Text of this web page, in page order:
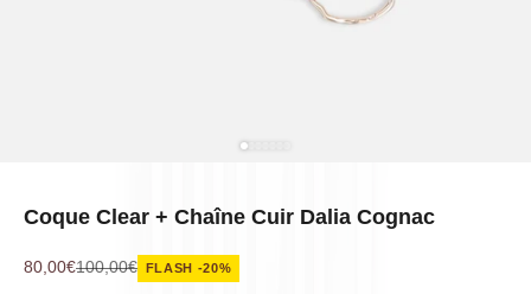
Aller à l'élément 1
Aller à l'élément 2
Coque Clear + Chaîne Cuir Dalia Cognac
Prix de vente
80,00€Prix normal
100,00€ FLASH -20%